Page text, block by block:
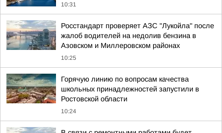
10:31
Росстандарт проверяет АЗС "Лукойла" после
жалоб водителей на недолив бензина в
Азовском и Миллеровском районах
10:25
Горячую линию по вопросам качества
школьных принадлежностей запустили в
Ростовской области
10:24